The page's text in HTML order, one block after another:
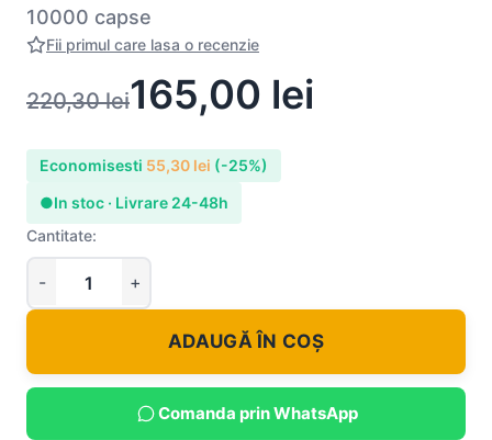
10000 capse
Fii primul care lasa o recenzie
220,30lei165,00 lei
Economisesti 55,30 lei (-25%)
●In stoc · Livrare 24-48h
Cantitate:
ADAUGĂ ÎN COȘ
Comanda prin WhatsApp